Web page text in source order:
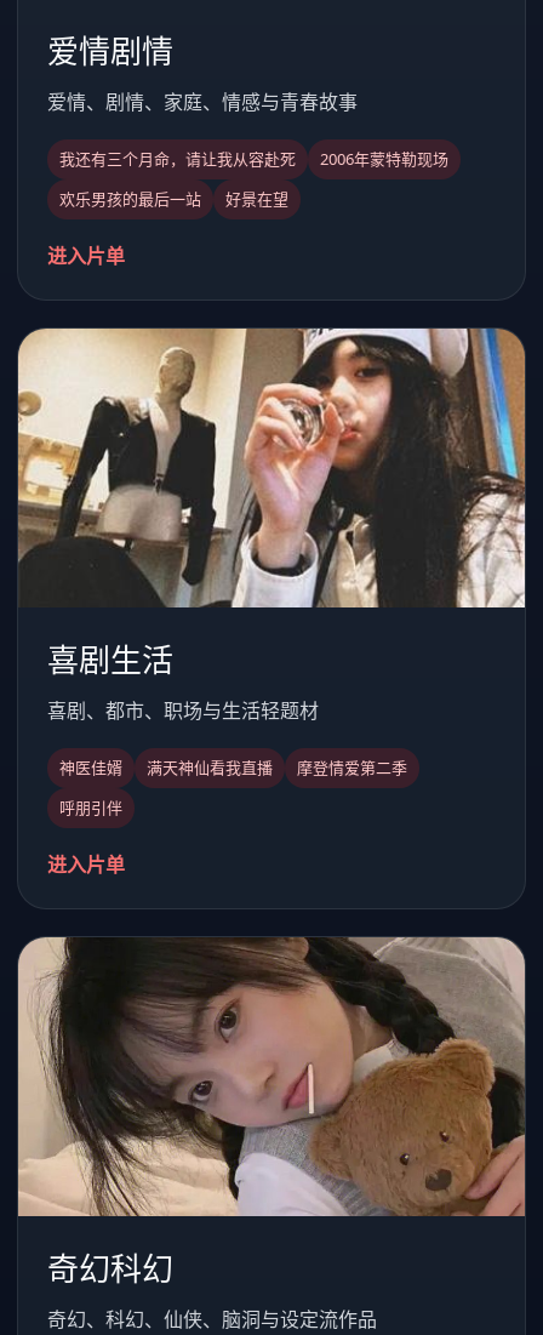
爱情剧情
爱情、剧情、家庭、情感与青春故事
我还有三个月命，请让我从容赴死
2006年蒙特勒现场
欢乐男孩的最后一站
好景在望
进入片单
喜剧生活
喜剧、都市、职场与生活轻题材
神医佳婿 满天神仙看我直播
摩登情爱第二季
呼朋引伴
进入片单
奇幻科幻
奇幻、科幻、仙侠、脑洞与设定流作品